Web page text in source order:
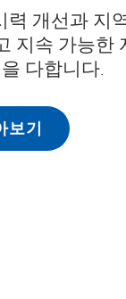
개선과 지
지속 가능한
다합니다.
보기